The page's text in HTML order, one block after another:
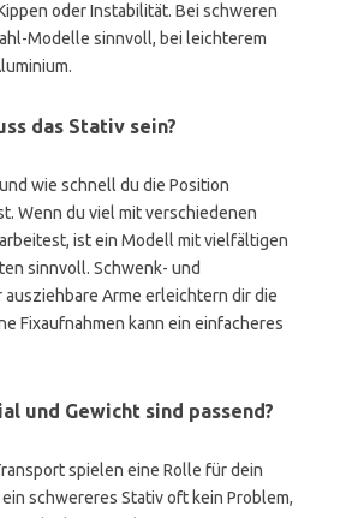
oder Instabilität. Bei schweren
Modelle sinnvoll, bei leichterem
das Stativ sein?
wie schnell du die Position
Wenn du viel mit verschiedenen
ist ein Modell mit vielfältigen
sinnvoll. Schwenk- und
Arme erleichtern dir die
Fixaufnahmen kann ein einfacheres
und Gewicht sind passend?
spielen eine Rolle für dein
schwereres Stativ oft kein Problem,